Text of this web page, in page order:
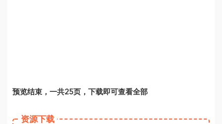
预览结束，一共25页，下载即可查看全部
资源下载